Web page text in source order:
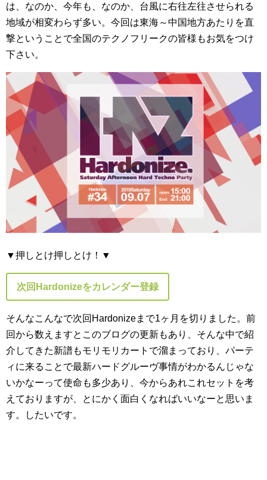
は、なのか、今年も、なのか、台風に右往左往させられる
地域が相変わらず多い。今回は東海～中国地方あたりを直
撃ということで全国のテクノフリークの皆様もお気をつけ
下さい。
▼押しとけ押しとけ！▼
次回Hardonizeをカレンダー登録
そんなこんなで次回Hardonizeまで1ヶ月を切りました。前
回から数えますとこのブログの更新もあり、そんな中で紹
介してきた新譜もモリモリカートで溜まっており、パーテ
ィに来ることで最新ハードグルーヴ事情がわかるんじゃな
いかなーって使命も多少あり、今からあれこれセットを考
えておりますが、とにかく面白くなればいいなーと思いま
す。したいです。